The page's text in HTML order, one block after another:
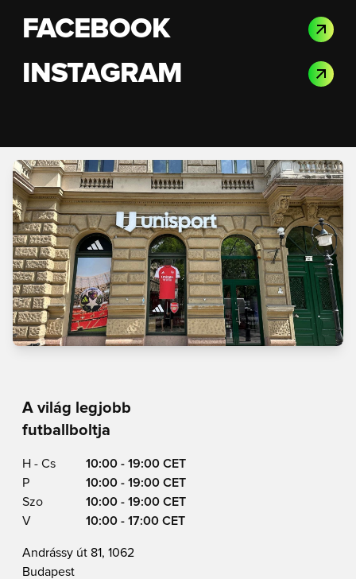
FACEBOOK
INSTAGRAM
A világ legjobb
futballboltja
H - Cs
10:00 - 19:00 CET
P
10:00 - 19:00 CET
Szo
10:00 - 19:00 CET
V
10:00 - 17:00 CET
Andrássy út 81, 1062
Budapest